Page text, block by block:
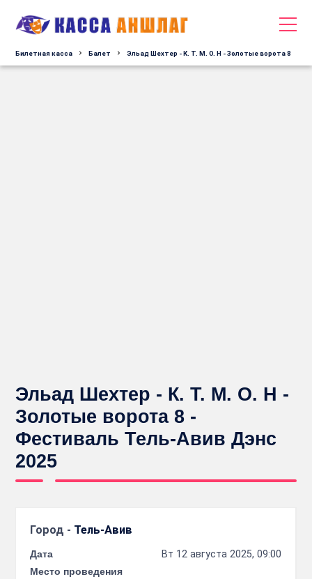
Билетная касса Балет Эльад Шехтер - К. Т. М. О. Н - Золотые ворота 8
Эльад Шехтер - К. Т. М. О. Н -
Золотые ворота 8 -
Фестиваль Тель-Авив Дэнс
2025
Город - Тель-Авив
Дата
Вт 12 августа 2025, 09:00
Место проведения